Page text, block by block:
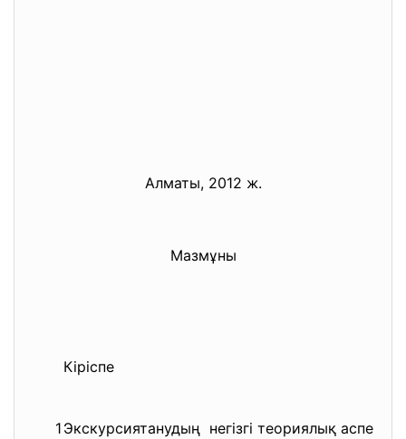
Алматы, 2012 ж.
Мазмұны
Кіріспе
1 Экскурсиятанудың негізгі теориялық